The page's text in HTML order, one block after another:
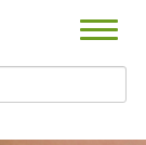
Toggle